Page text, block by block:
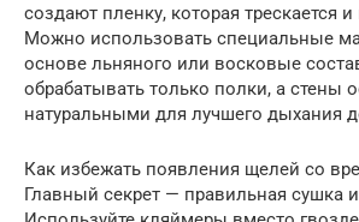
создают пленку, которая трескается
Можно использовать специальные
основе льняного или восковые
обрабатывать только полки, а стены
натуральными для лучшего дыхания
Как избежать появления щелей со
Главный секрет — правильная сушка